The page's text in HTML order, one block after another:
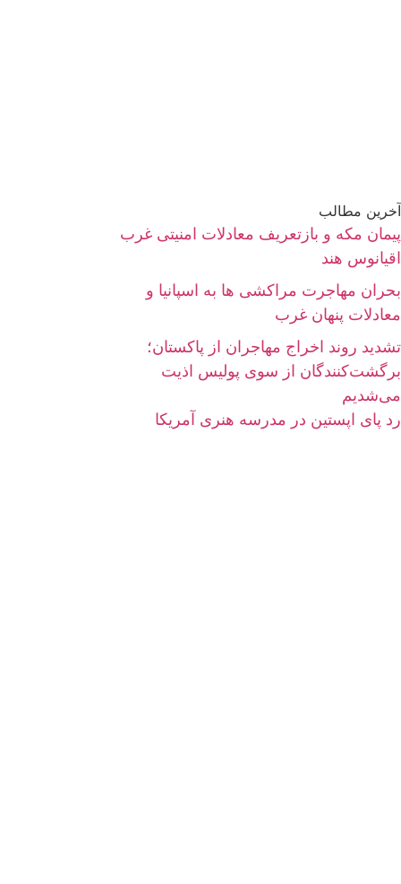
آخرین مطالب
پیمان مکه و بازتعریف معادلات امنیتی غرب
اقیانوس هند
بحران مهاجرت مراکشی ها به اسپانیا و
معادلات پنهان غرب
تشدید روند اخراج مهاجران از پاکستان؛
برگشت‌کنندگان از سوی پولیس اذیت
می‌شدیم
رد پای اپستین در مدرسه هنری آمریکا